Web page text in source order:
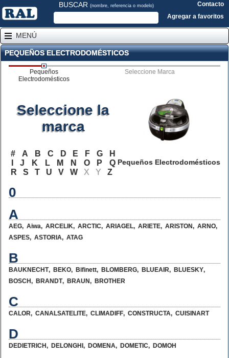
BUSCAR (nombre, referencia o modelo)
Contacto
Agregar a favoritos
MENÚ
PEQUEÑOS ELECTRODOMÉSTICOS
Pequeños
Electrodomésticos
Seleccione Marca
Pequeños Electrodomésticos
Seleccione la
marca
# A B C D E F G
H
J K L M N O P
Q
R
S T U V W X Y Z
0
A
AEG, Aiwa, ARCELIK, ARCTIC, ARIAGEL, ARIETE, ARISTON, ARNO,
ASPES, ASTORIA, ATAG
B
BAUKNECHT, BEKO, Bifinett, BLOMBERG, BLUEAIR, BLUESKY,
BOSCH , BRANDT, BRAUN, BROTHER
C
CALOR, CANALSATELITE, CLIMADIFF, CONSTRUCTA, CUISINART
D
DEDIETRICH , DELONGHI , DOMENA, DOMETIC, DOMOH